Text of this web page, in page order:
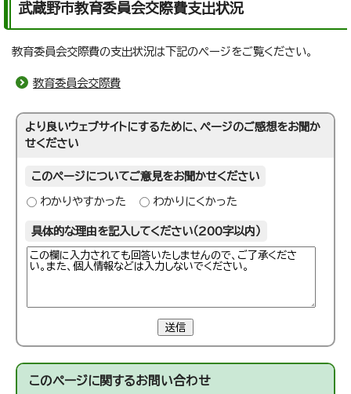
武蔵野市教育委員会交際費支出状況
教育委員会交際費の支出状況は下記のページをご覧ください。
教育委員会交際費
より良いウェブサイトにするために、ページのご感想をお聞か
せください
このページについてご意見をお聞かせください
わかりやすかった わかりにくかった
具体的な理由を記入してください（200字以内）
送信
このページに関するお問い合わせ